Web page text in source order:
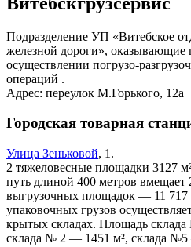
Подразделение УП «Витебское
железной дороги», оказывающие
осуществлении погрузо-
операций .
Адрес: переулок М.Горького, 12а
Городская товарная
Улица Зеньковой, 1.
2 тяжеловесные площадки 3127
путь длиной 400 метров
выгрузочных площадок — 11 717
упаковочных грузов
крытых складах. Площадь склада
склада № 2 — 1451 м², склада